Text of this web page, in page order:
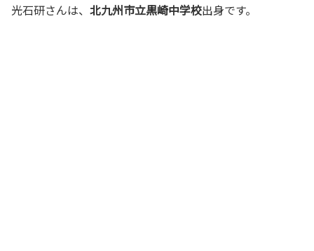
光石研さんは、 北九州市立黒崎中学校出身です。